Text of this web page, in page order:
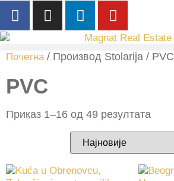
Почетна/ Производ Stolarija / PVC
PVC
Приказ 1–16 од 49 резултата